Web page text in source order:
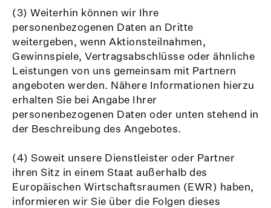
(3) Weiterhin können wir Ihre
personenbezogenen Daten an Dritte
weitergeben, wenn Aktionsteilnahmen,
Gewinnspiele, Vertragsabschlüsse oder ähnliche
Leistungen von uns gemeinsam mit Partnern
angeboten werden. Nähere Informationen hierzu
erhalten Sie bei Angabe Ihrer
personenbezogenen Daten oder unten stehend in
der Beschreibung des Angebotes.
(4) Soweit unsere Dienstleister oder Partner
ihren Sitz in einem Staat außerhalb des
Europäischen Wirtschaftsraumen (EWR) haben,
informieren wir Sie über die Folgen dieses